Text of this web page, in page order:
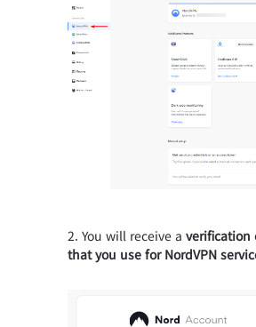
You will receive a verification
that you use for NordVPN